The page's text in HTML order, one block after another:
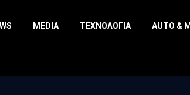
MEDIA ΤΕΧΝΟΛΟΓΊΑ AUTO &